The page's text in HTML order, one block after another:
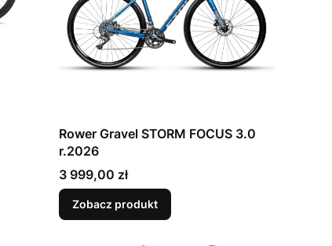
Rower Gravel STORM FOCUS 3.0
r.2026
Cena
3 999,00 zł
Zobacz produkt